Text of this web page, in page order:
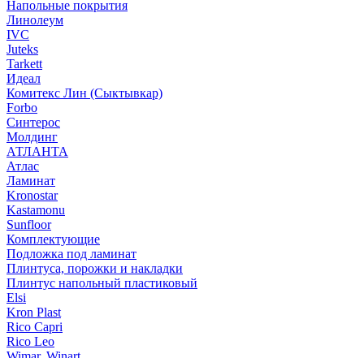
Напольные покрытия
Линолеум
IVC
Juteks
Tarkett
Идеал
Комитекс Лин (Сыктывкар)
Forbo
Синтерос
Молдинг
АТЛАНТА
Атлас
Ламинат
Kronostar
Kastamonu
Sunfloor
Комплектующие
Подложка под ламинат
Плинтуса, порожки и накладки
Плинтус напольный пластиковый
Elsi
Kron Plast
Rico Capri
Rico Leo